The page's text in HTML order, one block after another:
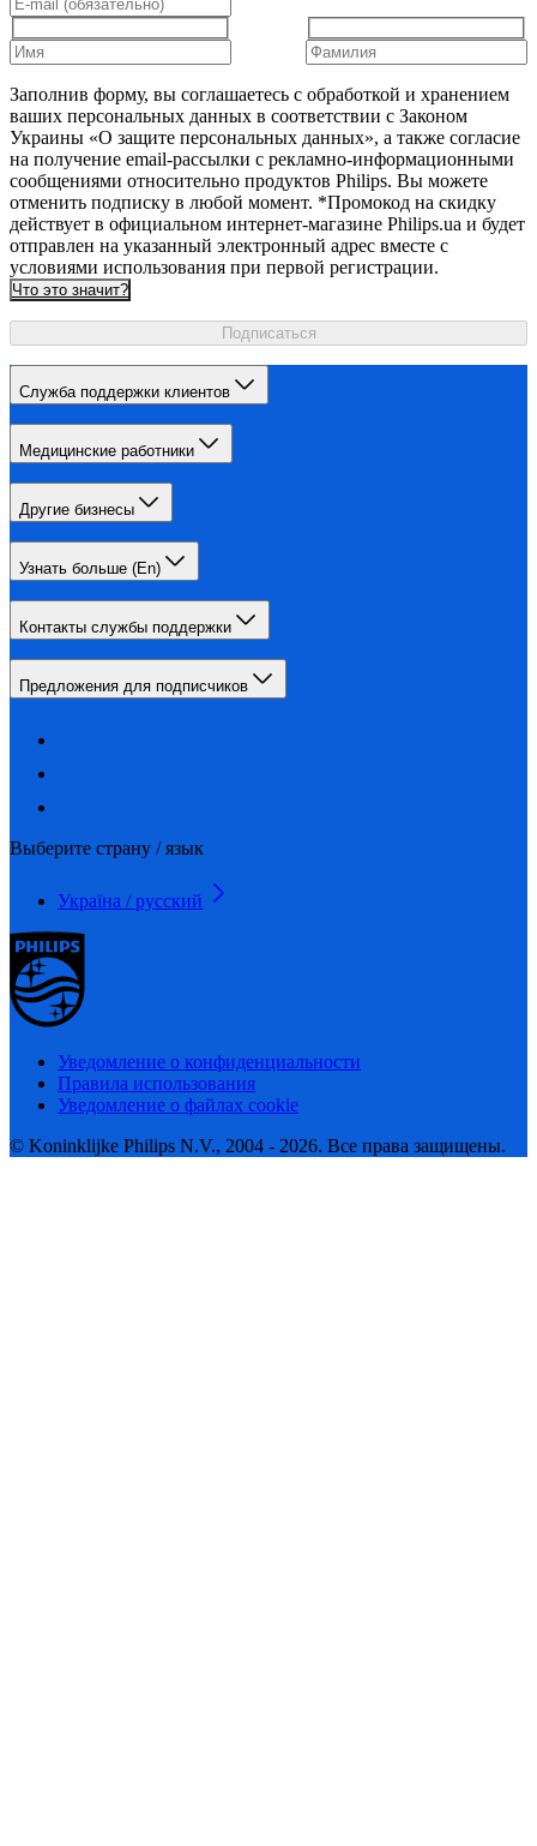
Заполнив форму, вы соглашаетесь с обработкой и хранением
ваших персональных данных в соответствии с Законом
Украины «О защите персональных данных», а также согласие
на получение email-рассылки с рекламно-информационными
сообщениями относительно продуктов Philips. Вы можете
отменить подписку в любой момент. *Промокод на скидку
действует в официальном интернет-магазине Philips.ua и будет
отправлен на указанный электронный адрес вместе с
условиями использования при первой регистрации.
Что это значит?
Подписаться
Служба поддержки клиентов
Медицинские работники
Другие бизнесы
Узнать больше (En)
Контакты службы поддержки
Предложения для подписчиков
Выберите страну / язык
Україна / русский
Уведомление о конфиденциальности
Правила использования
Уведомление о файлах cookie
© Koninklijke Philips N.V., 2004 - 2026. Все права защищены.